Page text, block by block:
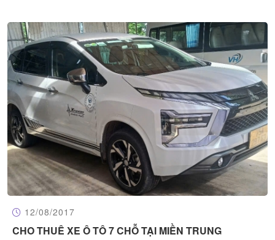
12/08/2017
CHO THUÊ XE Ô TÔ 7 CHỖ TẠI MIỀN TRUNG